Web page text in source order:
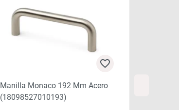
Manilla Monaco 192 Mm Acero
(18098527010193)